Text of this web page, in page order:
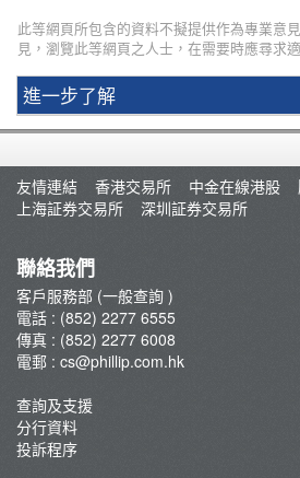
此等網頁所包含的資料不擬提供作為專業意
見，瀏覽此等網頁之人士，在需要時應尋求
進一步了解
輝立簡介
分行資料
招聘人才
輝立保險/股票/期貨100%回佣計劃
新聞稿
友情連結
香港交易所 中金在線港股
上海証券交易所
深圳証券交易所
聯絡我們
客戶服務部 (一般查詢 )
電話 : (852) 2277 6555
傳真 : (852) 2277 6008
電郵 : cs@phillip.com.hk
查詢及支援
分行資料
投訴程序